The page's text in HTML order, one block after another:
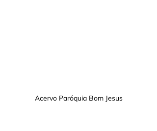
Acervo Paróquia Bom Jesus